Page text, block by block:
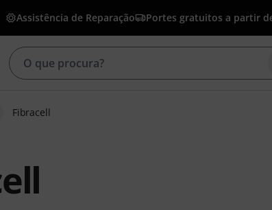
Assistência de Reparação Portes gratuitos a partir
Fibracell